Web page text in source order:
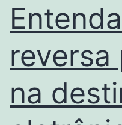
reversa
na